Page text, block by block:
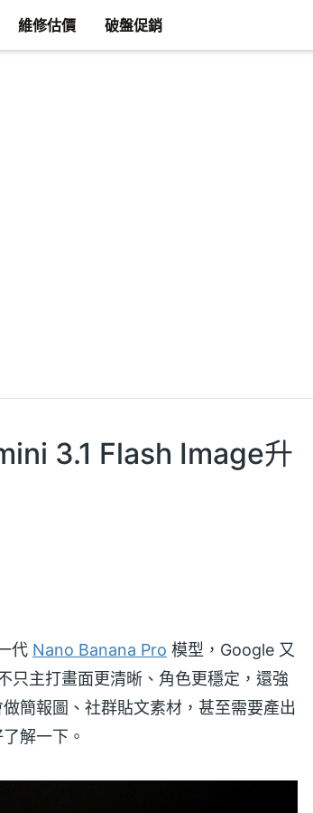
維修估價 破盤促銷
3.1 Flash Image升
代 Nano Banana Pro 模型，Google 又
只主打畫面更清晰、角色更穩定，還強
簡報圖、社群貼文素材，甚至需要產出
解一下。